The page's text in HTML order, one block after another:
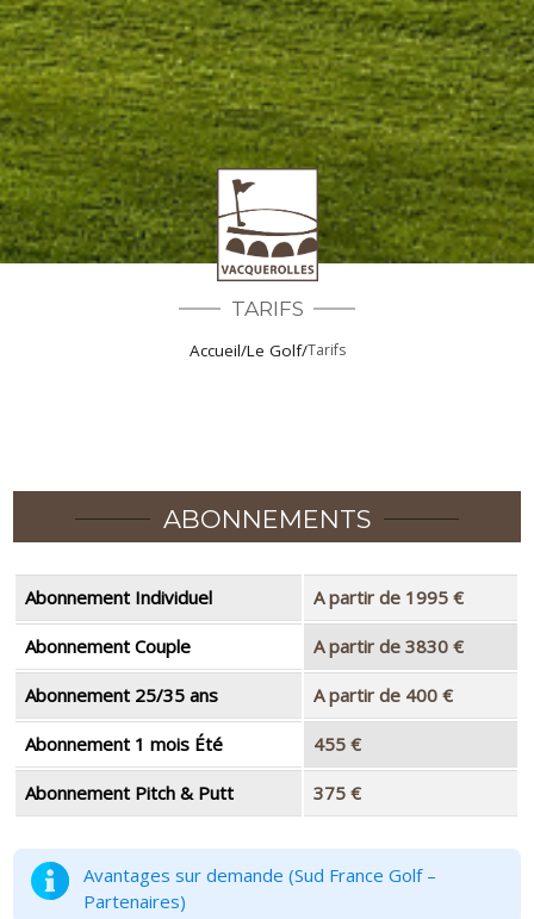
TARIFS
Accueil/Le Golf/Tarifs
ABONNEMENTS
Abonnement Individuel A partir de 1995 €
Abonnement Couple A partir de 3830 €
Abonnement 25/35 ans A partir de 400 €
Abonnement 1 mois Été 455 €
Abonnement Pitch & Putt 375 €
Avantages sur demande (Sud France Golf –
Partenaires)